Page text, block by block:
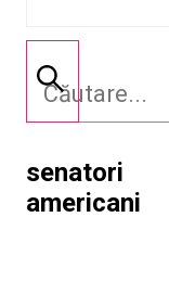
senatori
americani